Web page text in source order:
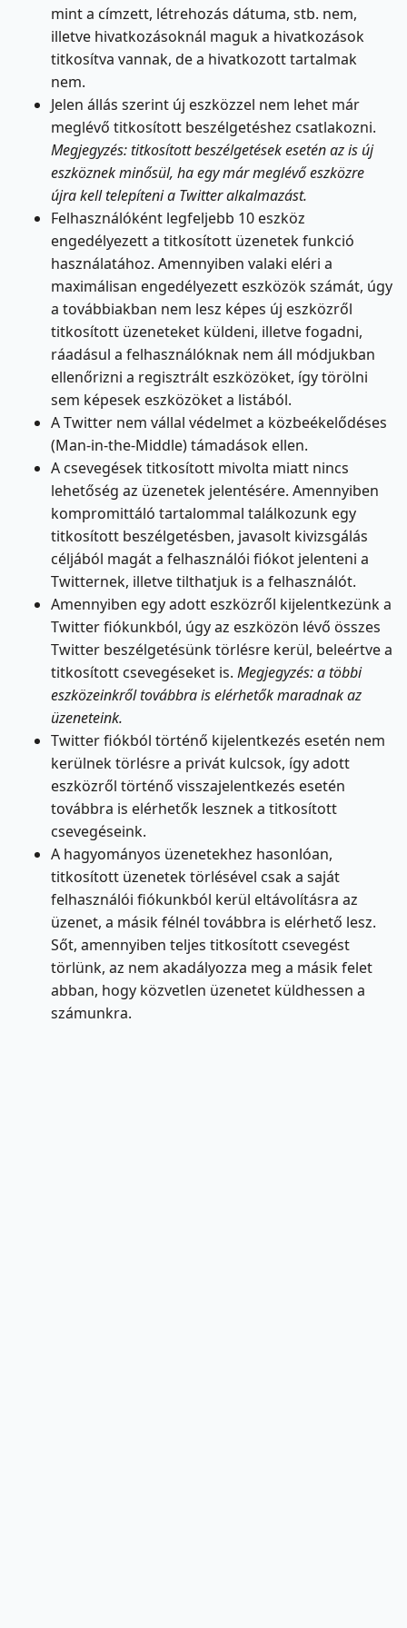
mint a címzett, létrehozás dátuma, stb. nem,
illetve hivatkozásoknál maguk a hivatkozások
titkosítva vannak, de a hivatkozott tartalmak
nem.
Jelen állás szerint új eszközzel nem lehet már
meglévő titkosított beszélgetéshez csatlakozni.
Megjegyzés: titkosított beszélgetések esetén az is új
eszköznek minősül, ha egy már meglévő eszközre
újra kell telepíteni a Twitter alkalmazást.
Felhasználóként legfeljebb 10 eszköz
engedélyezett a titkosított üzenetek funkció
használatához. Amennyiben valaki eléri a
maximálisan engedélyezett eszközök számát, úgy
a továbbiakban nem lesz képes új eszközről
titkosított üzeneteket küldeni, illetve fogadni,
ráadásul a felhasználóknak nem áll módjukban
ellenőrizni a regisztrált eszközöket, így törölni
sem képesek eszközöket a listából.
A Twitter nem vállal védelmet a közbeékelődéses
(Man-in-the-Middle) támadások ellen.
A csevegések titkosított mivolta miatt nincs
lehetőség az üzenetek jelentésére. Amennyiben
kompromittáló tartalommal találkozunk egy
titkosított beszélgetésben, javasolt kivizsgálás
céljából magát a felhasználói fiókot jelenteni a
Twitternek, illetve tilthatjuk is a felhasználót.
Amennyiben egy adott eszközről kijelentkezünk a
Twitter fiókunkból, úgy az eszközön lévő összes
Twitter beszélgetésünk törlésre kerül, beleértve a
titkosított csevegéseket is. Megjegyzés: a többi
eszközeinkről továbbra is elérhetők maradnak az
üzeneteink.
Twitter fiókból történő kijelentkezés esetén nem
kerülnek törlésre a privát kulcsok, így adott
eszközről történő visszajelentkezés esetén
továbbra is elérhetők lesznek a titkosított
csevegéseink.
A hagyományos üzenetekhez hasonlóan,
titkosított üzenetek törlésével csak a saját
felhasználói fiókunkból kerül eltávolításra az
üzenet, a másik félnél továbbra is elérhető lesz.
Sőt, amennyiben teljes titkosított csevegést
törlünk, az nem akadályozza meg a másik felet
abban, hogy közvetlen üzenetet küldhessen a
számunkra.